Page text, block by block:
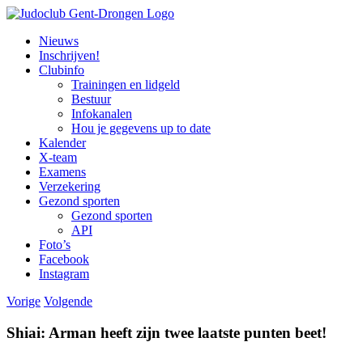
Ga
inhoudNieuws
Inschrijven!
Clubinfo
Trainingen en lidgeld
Bestuur
Infokanalen
Hou je gegevens up to date
Kalender
X-team
Examens
Verzekering
Gezond sporten
Gezond sporten
API
Foto’s
Facebook
Instagram
Vorige Volgende
Shiai: Arman heeft zijn twee laatste punten beet!